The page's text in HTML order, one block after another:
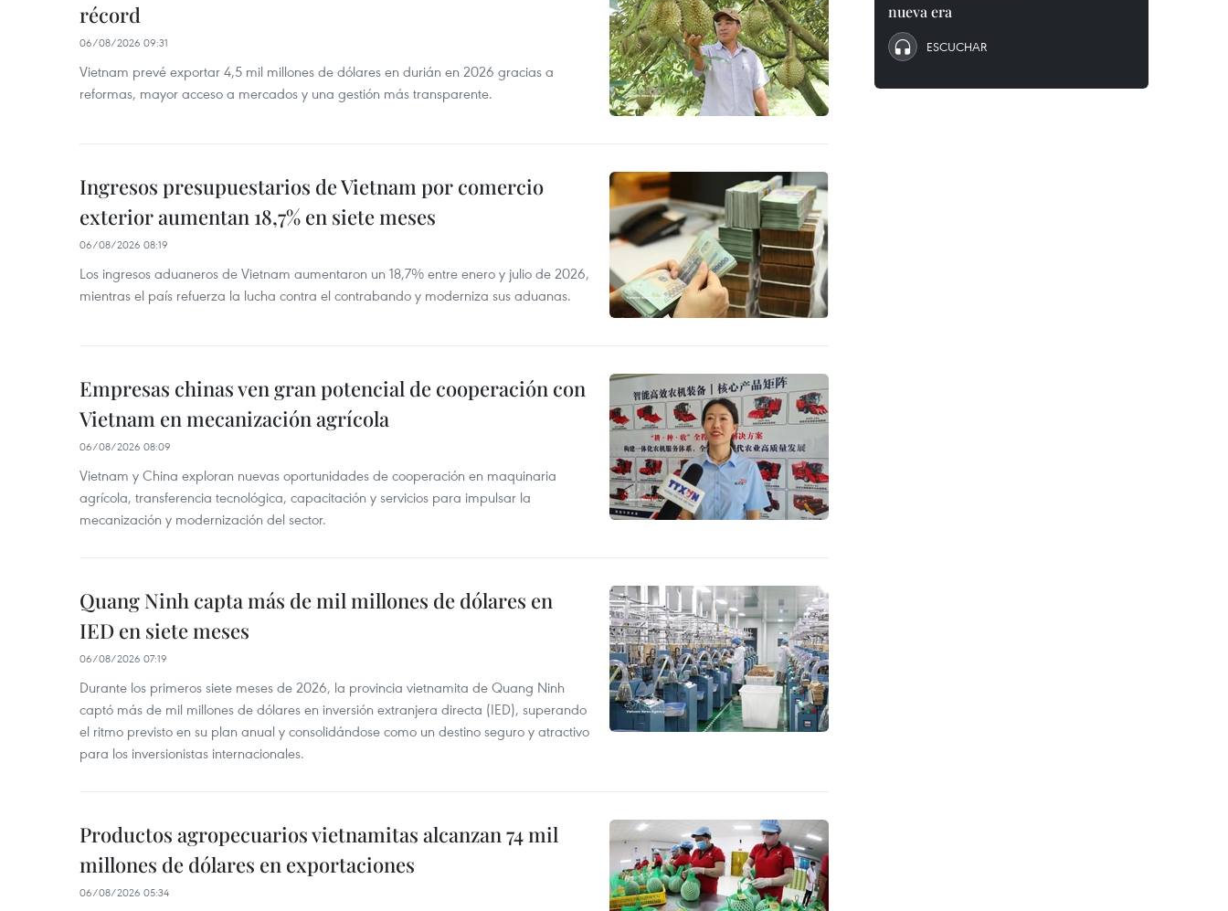
récord
06/08/2026 09:31
Vietnam prevé exportar 4,5 mil millones de dólares en durián en 2026 gracias a
reformas, mayor acceso a mercados y una gestión más transparente.
Ingresos presupuestarios de Vietnam por comercio
exterior aumentan 18,7% en siete meses
06/08/2026 08:19
Los ingresos aduaneros de Vietnam aumentaron un 18,7% entre enero y julio de 2026,
mientras el país refuerza la lucha contra el contrabando y moderniza sus aduanas.
Empresas chinas ven gran potencial de cooperación con
Vietnam en mecanización agrícola
06/08/2026 08:09
Vietnam y China exploran nuevas oportunidades de cooperación en maquinaria
agrícola, transferencia tecnológica, capacitación y servicios para impulsar la
mecanización y modernización del sector.
Quang Ninh capta más de mil millones de dólares en
IED en siete meses
06/08/2026 07:19
Durante los primeros siete meses de 2026, la provincia vietnamita de Quang Ninh
captó más de mil millones de dólares en inversión extranjera directa (IED), superando
el ritmo previsto en su plan anual y consolidándose como un destino seguro y atractivo
para los inversionistas internacionales.
Productos agropecuarios vietnamitas alcanzan 74 mil
millones de dólares en exportaciones
06/08/2026 05:34
nueva era
ESCUCHAR